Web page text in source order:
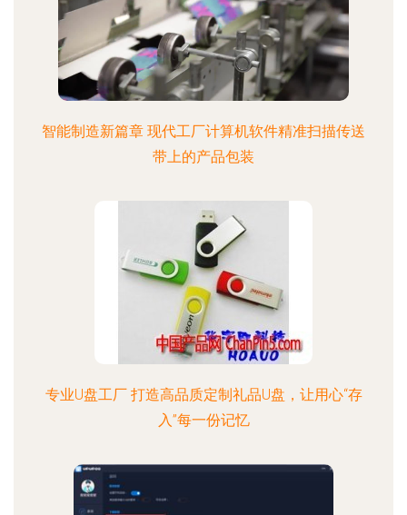
智能制造新篇章 现代工厂计算机软件精准扫描传送
带上的产品包装
专业U盘工厂 打造高品质定制礼品U盘，让用心“存
入”每一份记忆